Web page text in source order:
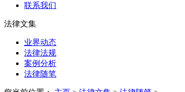
联系我们
法律文集
业界动态
法律法规
案例分析
法律随笔